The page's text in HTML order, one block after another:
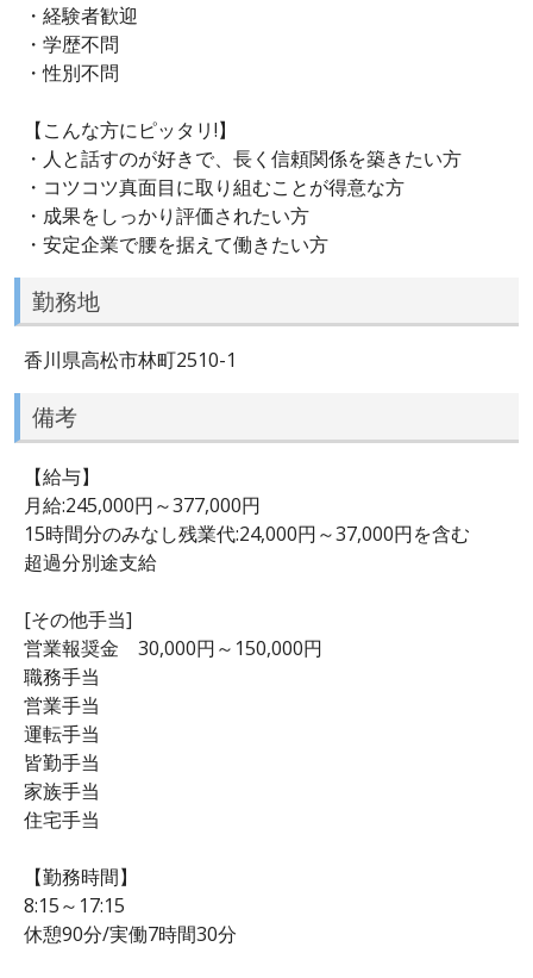
・経験者歓迎
・学歴不問
・性別不問
【こんな方にピッタリ!】
・人と話すのが好きで、長く信頼関係を築きたい方
・コツコツ真面目に取り組むことが得意な方
・成果をしっかり評価されたい方
・安定企業で腰を据えて働きたい方
勤務地
香川県高松市林町2510-1
備考
【給与】
月給:245,000円～377,000円
15時間分のみなし残業代:24,000円～37,000円を含む
超過分別途支給
[その他手当]
営業報奨金 30,000円～150,000円
職務手当
営業手当
運転手当
皆勤手当
家族手当
住宅手当
【勤務時間】
8:15～17:15
休憩90分/実働7時間30分